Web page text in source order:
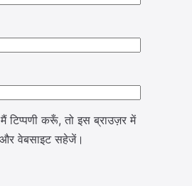
टिप्पणी करूँ, तो इस ब्राउज़र में
और वेबसाइट सहेजें।